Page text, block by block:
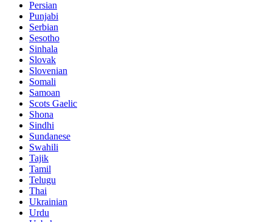
Persian
Punjabi
Serbian
Sesotho
Sinhala
Slovak
Slovenian
Somali
Samoan
Scots Gaelic
Shona
Sindhi
Sundanese
Swahili
Tajik
Tamil
Telugu
Thai
Ukrainian
Urdu